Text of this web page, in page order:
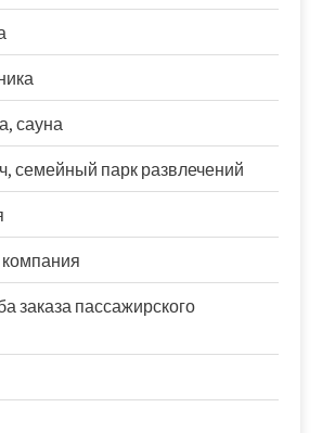
сауна
семейный парк развлечений
заказа пассажирского